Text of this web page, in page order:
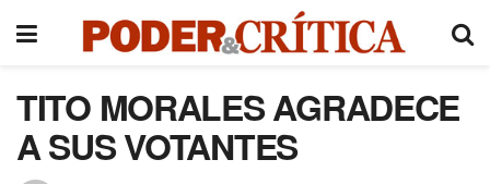
TITO MORALES AGRADECE
A SUS VOTANTES